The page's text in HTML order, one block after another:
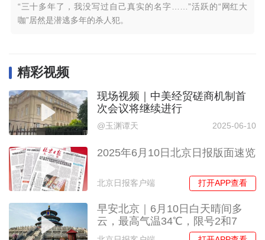
“三十多年了，我没写过自己真实的名字……”活跃的“网红大
咖”居然是潜逃多年的杀人犯。
精彩视频
现场视频｜中美经贸磋商机制首
次会议将继续进行
@玉渊谭天 2025-06-10
2025年6月10日北京日报版面速览
北京日报客户端 打开APP查看
早安北京｜6月10日白天晴间多
云，最高气温34℃，限号2和7